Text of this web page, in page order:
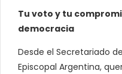
Tu voto y tu
democracia
Desde el Secretariado
Episcopal Argentina,